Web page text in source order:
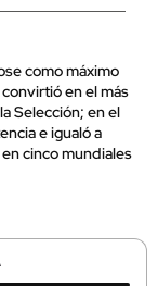
como máximo
en el más
Selección; en el
e igualó a
cinco mundiales